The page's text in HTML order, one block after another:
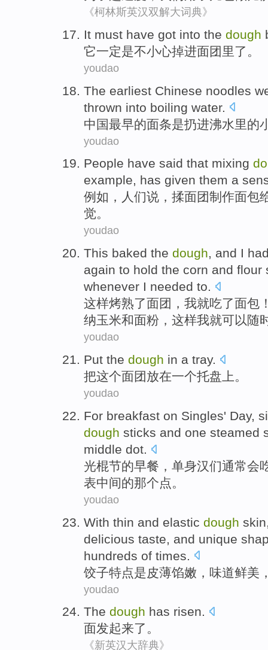
《柯林斯英汉双解大词典》
It must have got into the dough
它一定是不小心掉进面团里了。
youdao
The earliest Chinese noodles
thrown into boiling water.
中国最早的面条是扔进沸水里的
youdao
People have said that mixing
example, has given them a
例 如，人们说，揉面团制作面包
觉。
youdao
This baked the dough, and I
again to hold the corn and
whenever I needed to.
这样烤熟了面团，我就吃了面包
纳玉米和面粉，这样我就可以随
youdao
Put the dough in a tray.
把这个面团放在一个托盘上。
youdao
For breakfast on Singles' Day,
dough sticks and one steamed
middle dot.
光棍节的早餐 ， 单身汉们通常会
表中间的那个点。
youdao
With thin and elastic dough skin
delicious taste , and unique
hundreds of times.
饺子特点是皮薄馅嫩 ， 味道鲜美
youdao
The dough has risen.
面发起来了 。
《新英汉大辞典》